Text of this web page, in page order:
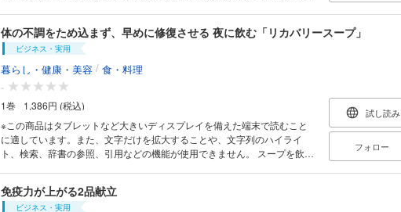
●PART 2●時短！ 20分で2品献立 和風マーボーなす献立、ころもをつけな
いコロッケ献立、なすの肉詰め焼き献立、 煮込みハンバーグ献立、さけと
きのこのバター風味献立など。すべてに主菜と副菜の 時短のやりくりを、
タイムテーブルで紹介。 ●PART 3●時短！材料ひとつで 5分おかず トマ
る材料ひとつで作る、 あっという間のおかずを紹介。 ●料理の基本● 野菜
の切り方／魚介の下ごしらえ法／乾物のもどし方／料理にまつわるQ＆A
／料理用語解説集
に影響します。そんな腸の仕組みや体の不調との関係、 腸内細菌の増やし
方など腸の知識を知りつつ、「腸活」できるみそ汁とスープのレシピ70品
を人気料理研究家で 栄養士の浜内千波さんが提案します。 腸活の基本 1｜
腸に免疫細胞の半分以上が集中 腸活の基本 2｜腸内フローラってどういう
もの？ 腸活の基本 3｜善玉菌と悪玉菌が好むもの 腸活の基本 4｜「幸せホ
ルモン」は腸で作られる 腸活の基本 5｜たんぱく質も腸にいいものを 【1
章】腸活4つの食品とパワー食材10 腸活のカギ4｜水溶性食物繊維／発酵
食品／オリゴ糖／EPA、DHA 腸活食材10｜ごぼう／オクラ／もち麦／ア
ボカド／海藻類／納豆／白菜キムチ／玉ねぎ／バナナ／魚缶（さば缶）
【2章】お腹を整える温かいみそ汁とスープ 根菜とちくわのごまみそ汁／
なめこと豆腐のみそ汁／オクラたっぷりみそ汁／切り干し大根と落とし卵
のスープ／ キャベツと玉ねぎの和風スープ／アボカドとトマトのスープ／
ごぼうのポタージュ／ブロッコリーとえびのチョップドスープ／ にんじん
体の不調をため込まず、早めに修復させる 夜に飲む「リカバリースープ」
ビジネス・実用
暮らし・健康・美容 / 食・料理
-
1巻
1,386円 (税込)
※この商品はタブレットなど大きいディスプレイを備えた端末で読むこと
に適しています。また、文字だけを拡大することや、文字列のハイライ
ト、検索、辞書の参照、引用などの機能が使用できません。 スープを飲ん
いこの時期だから、スープを飲んで、病気知らずな体を作る! 「簡単」
「おいしい」「健康になれる」魅力的なレシピが満載!
試し読み
フォロー
免疫力が上がる2品献立
ビジネス・実用